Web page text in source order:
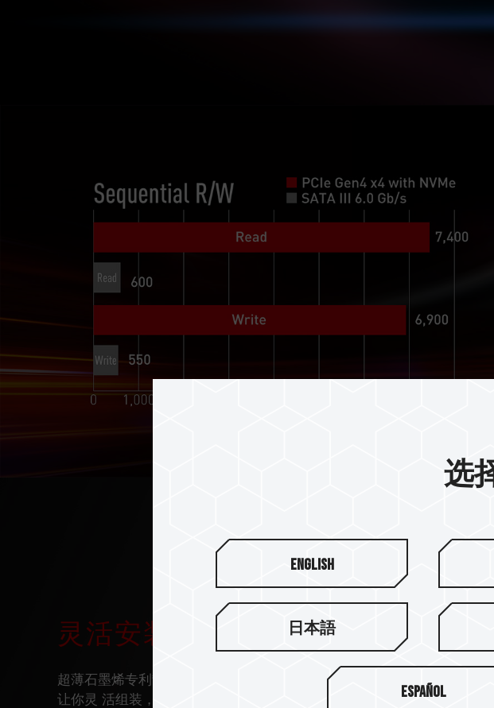
灵活安装 超薄石墨烯专利散热片
超薄石墨烯专利散热片含有石墨烯最佳的导热材质，热处理效能散热高达
让你灵 活组装，干涉问题 Out。
选
English
日本語
Español